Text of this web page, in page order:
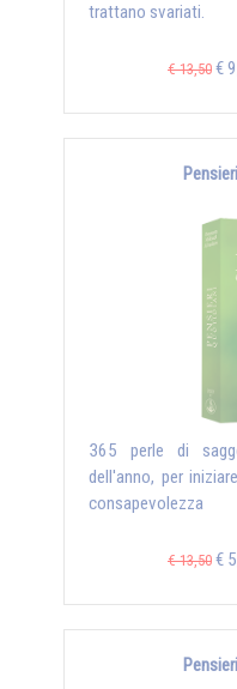
trattano svariati.
€ 13,50 €
365 perle di
dell'anno, per
consapevolezza
€ 13,50 €